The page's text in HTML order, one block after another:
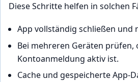
Diese Schritte helfen in solchen
App vollständig schließen und
Bei mehreren Geräten prüfen,
Kontoanmeldung aktiv ist.
Cache und gespeicherte App-